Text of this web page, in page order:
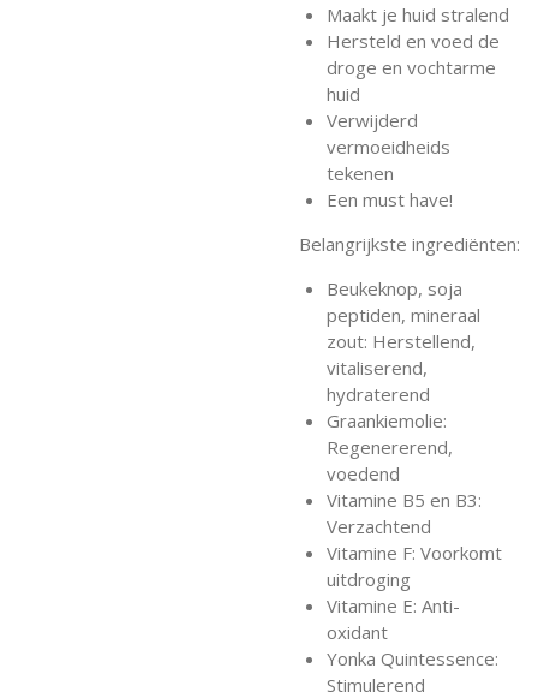
Maakt je huid stralend
Hersteld en voed de
droge en vochtarme
huid
Verwijderd
vermoeidheids
tekenen
Een must have!
Belangrijkste ingrediënten:
Beukeknop, soja
peptiden, mineraal
zout: Herstellend,
vitaliserend,
hydraterend
Graankiemolie:
Regenererend,
voedend
Vitamine B5 en B3:
Verzachtend
Vitamine F: Voorkomt
uitdroging
Vitamine E: Anti-
oxidant
Yonka Quintessence:
Stimulerend